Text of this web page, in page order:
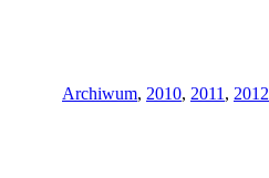
Archiwum, 2010, 2011 , 2012